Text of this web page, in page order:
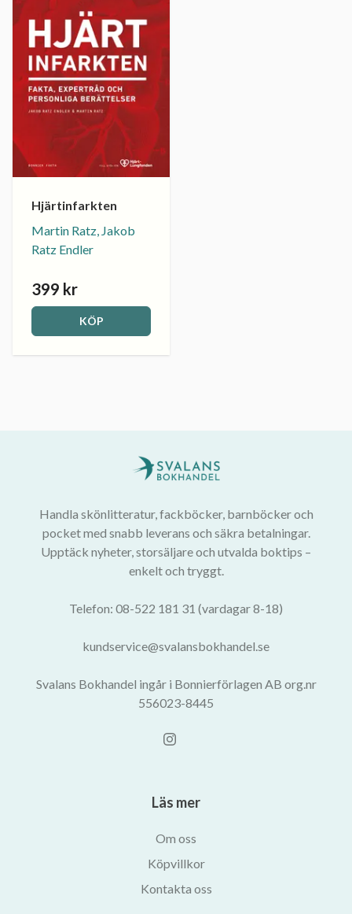
Hjärtinfarkten
Martin Ratz, Jakob
Ratz Endler
399 kr
KÖP
Handla skönlitteratur, fackböcker, barnböcker och
pocket med snabb leverans och säkra betalningar.
Upptäck nyheter, storsäljare och utvalda boktips –
enkelt och tryggt.
Telefon: 08-522 181 31 (vardagar 8-18)
kundservice@svalansbokhandel.se
Svalans Bokhandel ingår i Bonnierförlagen AB org.nr
556023-8445
Läs mer
Om oss
Köpvillkor
Kontakta oss